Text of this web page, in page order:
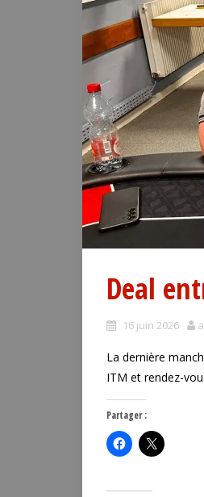
Deal
16 juin 2026
La dernière
ITM et rendez-
Partager :